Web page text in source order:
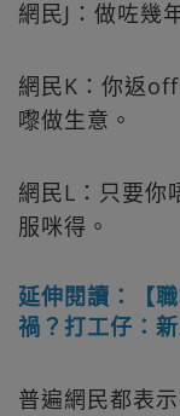
網民J：做咗幾
網民K：你返
嚟做生意。
網民L：只要你
服咪得。
延伸閱讀：【
禍？打工仔：
普遍網民都表